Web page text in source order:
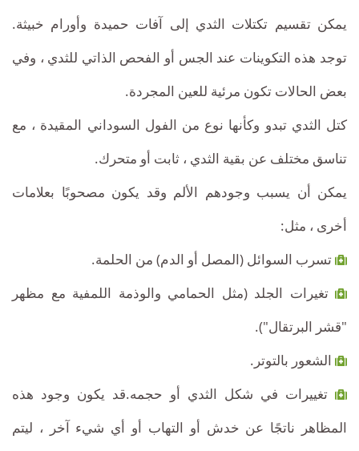
يمكن تقسيم تكتلات الثدي إلى آفات حميدة وأورام خبيثة.
توجد هذه التكوينات عند الجس أو الفحص الذاتي للثدي ، وفي
بعض الحالات تكون مرئية للعين المجردة.
كتل الثدي تبدو وكأنها نوع من الفول السوداني المقيدة ، مع
تناسق مختلف عن بقية الثدي ، ثابت أو متحرك.
يمكن أن يسبب وجودهم الألم وقد يكون مصحوبًا بعلامات
أخرى ، مثل:
تسرب السوائل (المصل أو الدم) من الحلمة.
تغيرات الجلد (مثل الحمامي والوذمة اللمفية مع مظهر
"قشر البرتقال").
الشعور بالتوتر.
تغييرات في شكل الثدي أو حجمه.قد يكون وجود هذه
المظاهر ناتجًا عن خدش أو التهاب أو أي شيء آخر ، ليتم